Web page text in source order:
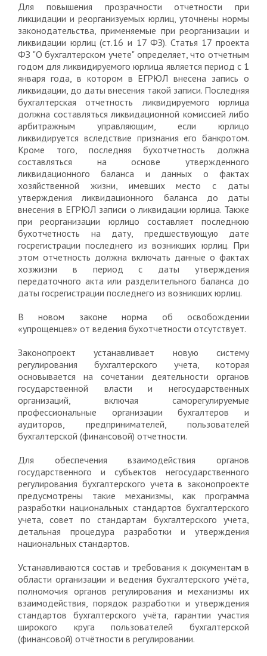
Для повышения прозрачности отчетности при
ликцидации и реорганизуемых юрлиц, уточнены нормы
законодательства, применяемые при реорганизации и
ликвидации юрлиц (ст.16 и 17 ФЗ). Статья 17 проекта
ФЗ "О бухгалтерском учете" определяет, что отчетным
годом для ликвидируемого юрлица является период с 1
января года, в котором в ЕГРЮЛ внесена запись о
ликвидации, до даты внесения такой записи. Последняя
бухгалтерская отчетность ликвидируемого юрлица
должна составляться ликвидационной комиссией либо
арбитражным управляющим, если юрлицо
ликвидируется вследствие признания его банкротом.
Кроме того, последняя бухотчетность должна
составляться на основе утвержденного
ликвидационного баланса и данных о фактах
хозяйственной жизни, имевших место с даты
утверждения ликвидационного баланса до даты
внесения в ЕГРЮЛ записи о ликвидации юрлица. Также
при реорганизации юрлицо составляет последнюю
бухотчетность на дату, предшествующую дате
госрегистрации последнего из возникших юрлиц. При
этом отчетность должна включать данные о фактах
хозжизни в период с даты утверждения
передаточного акта или разделительного баланса до
даты госрегистрации последнего из возникших юрлиц.
В новом законе норма об освобождении
«упрощенцев» от ведения бухотчетности отсутствует.
Законопроект устанавливает новую систему
регулирования бухгалтерского учета, которая
основывается на сочетании деятельности органов
государственной власти и негосударственных
организаций, включая саморегулируемые
профессиональные организации бухгалтеров и
аудиторов, предпринимателей, пользователей
бухгалтерской (финансовой) отчетности.
Для обеспечения взаимодействия органов
государственного и субъектов негосударственного
регулирования бухгалтерского учета в законопроекте
предусмотрены такие механизмы, как программа
разработки национальных стандартов бухгалтерского
учета, совет по стандартам бухгалтерского учета,
детальная процедура разработки и утверждения
национальных стандартов.
Устанавливаются состав и требования к документам в
области организации и ведения бухгалтерского учёта,
полномочия органов регулирования и механизмы их
взаимодействия, порядок разработки и утверждения
стандартов бухгалтерского учёта, гарантии участия
широкого круга пользователей бухгалтерской
(финансовой) отчётности в регулировании.